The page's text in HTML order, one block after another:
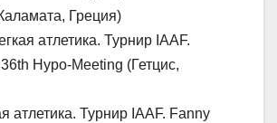
Греция)
атлетика. Турнир IAAF.
Hypo-Meeting (Гетцис,
атлетика. Турнир IAAF. Fanny